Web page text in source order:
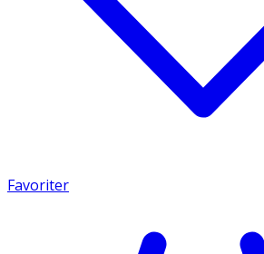
Favoriter